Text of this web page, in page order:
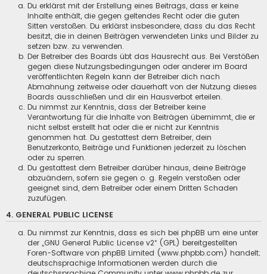
Du erklärst mit der Erstellung eines Beitrags, dass er keine
Inhalte enthält, die gegen geltendes Recht oder die guten
Sitten verstoßen. Du erklärst insbesondere, dass du das Recht
besitzt, die in deinen Beiträgen verwendeten Links und Bilder zu
setzen bzw. zu verwenden.
Der Betreiber des Boards übt das Hausrecht aus. Bei Verstößen
gegen diese Nutzungsbedingungen oder anderer im Board
veröffentlichten Regeln kann der Betreiber dich nach
Abmahnung zeitweise oder dauerhaft von der Nutzung dieses
Boards ausschließen und dir ein Hausverbot erteilen.
Du nimmst zur Kenntnis, dass der Betreiber keine
Verantwortung für die Inhalte von Beiträgen übernimmt, die er
nicht selbst erstellt hat oder die er nicht zur Kenntnis
genommen hat. Du gestattest dem Betreiber, dein
Benutzerkonto, Beiträge und Funktionen jederzeit zu löschen
oder zu sperren.
Du gestattest dem Betreiber darüber hinaus, deine Beiträge
abzuändern, sofern sie gegen o. g. Regeln verstoßen oder
geeignet sind, dem Betreiber oder einem Dritten Schaden
zuzufügen.
4. GENERAL PUBLIC LICENSE
Du nimmst zur Kenntnis, dass es sich bei phpBB um eine unter
der „GNU General Public License v2“ (GPL) bereitgestellten
Foren-Software von phpBB Limited (www.phpbb.com) handelt;
deutschsprachige Informationen werden durch die